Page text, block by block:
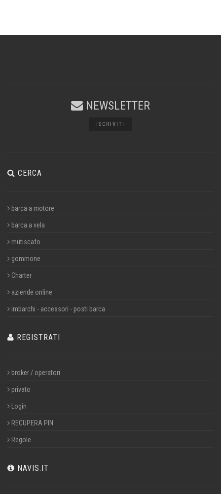
NEWSLETTER
ISCRIVITI
CERCA
barca a motore
barca a vela
mutiscafo
gommone
Charter
aziende online
imbarchi - accessori - posti barca
REGISTRATI
broker / operatori
privato
Login
RECUPERA PIN
Regole
NAVIS.IT